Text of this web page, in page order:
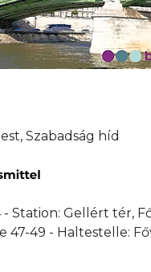
Szabadság híd
- Station: Gellért tér,
47-49 - Haltestelle: